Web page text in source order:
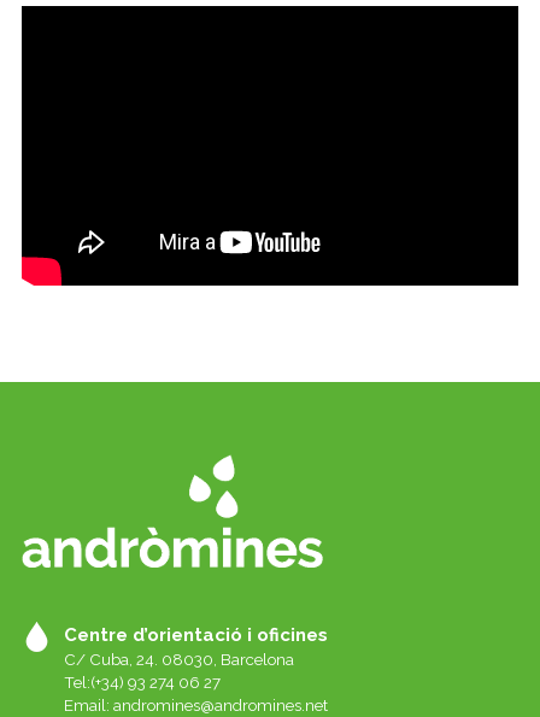
Centre d’orientació i oficines
C/ Cuba, 24. 08030, Barcelona
Tel:(+34) 93 274 06 27
Email: andromines@andromines.net